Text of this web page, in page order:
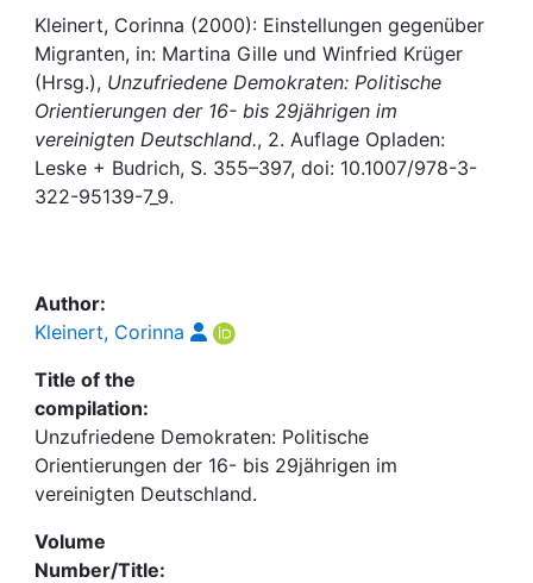
Institutions
Awards
My FIS
Kleinert, Corinna (2000): Einstellungen gegenüber
Migranten, in: Martina Gille und Winfried Krüger
(Hrsg.), Unzufriedene Demokraten: Politische
Orientierungen der 16- bis 29jährigen im
vereinigten Deutschland., 2. Auflage Opladen:
Leske + Budrich, S. 355–397, doi: 10.1007/978-3-
322-95139-7_9.
Author:
Kleinert, Corinna
Title of the
compilation:
Unzufriedene Demokraten: Politische
Orientierungen der 16- bis 29jährigen im
vereinigten Deutschland.
Volume
Number/Title: